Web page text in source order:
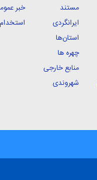
مستند
ایرانگردی
استان‌ها
چهره ها
منابع خارجی
شهروندی
خبر
استخدام